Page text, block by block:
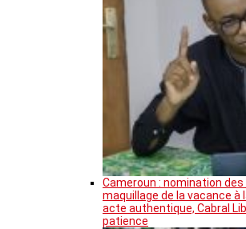
Cameroun : nomination des
maquillage de la vacance à
acte authentique, Cabral
patience